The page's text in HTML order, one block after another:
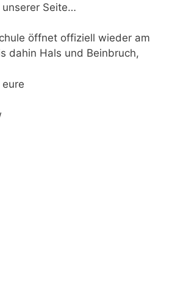
Seite…
öffnet offiziell wieder am
dahin Hals und Beinbruch,